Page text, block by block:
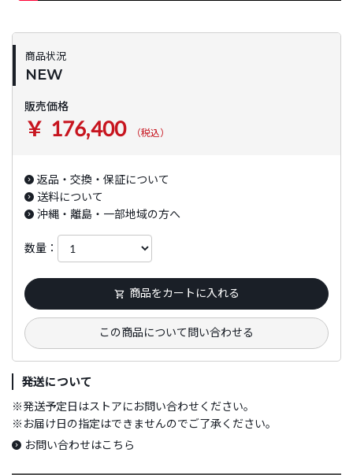
商品状況
NEW
販売価格
￥ 176,400 （税込）
返品・交換・保証について
送料について
沖縄・離島・一部地域の方へ
数量：
商品をカートに入れる
この商品について問い合わせる
発送について
※発送予定日はストアにお問い合わせください。
※ お届け日の指定はできませんのでご了承ください。
お問い合わせはこちら